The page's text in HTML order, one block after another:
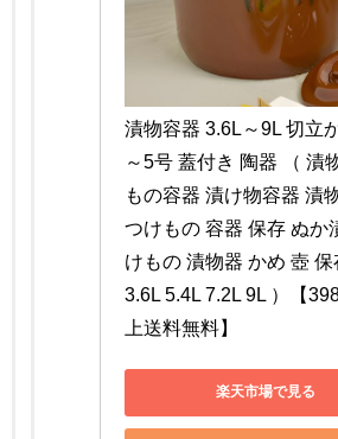
漬物容器 3.6L～9L 切立
～5号 蓋付き 陶器 （ 漬
もの容器 漬け物容器 漬
つけもの 容器 保存 ぬか
けもの 漬物器 かめ 壺 保
3.6L 5.4L 7.2L 9L ）【
上送料無料】
楽天市場で見る